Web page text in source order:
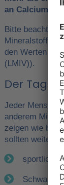
an Calcium
Bitte beachte,
Mineralstoffen
den Werten der
(LMIV)).
Der
Jeder Mensch
anderem
zeigen wie
sollten weitere
sportliche